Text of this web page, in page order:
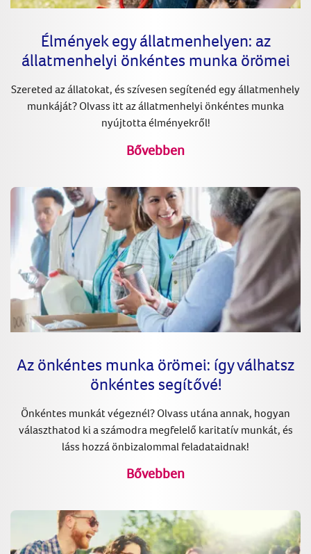
Élmények egy állatmenhelyen: az
állatmenhelyi önkéntes munka örömei
Szereted az állatokat, és szívesen segítenéd egy állatmenhely
munkáját? Olvass itt az állatmenhelyi önkéntes munka
nyújtotta élményekről!
Bővebben
Az önkéntes munka örömei: így válhatsz
önkéntes segítővé!
Önkéntes munkát végeznél? Olvass utána annak, hogyan
választhatod ki a számodra megfelelő karitatív munkát, és
láss hozzá önbizalommal feladataidnak!
Bővebben